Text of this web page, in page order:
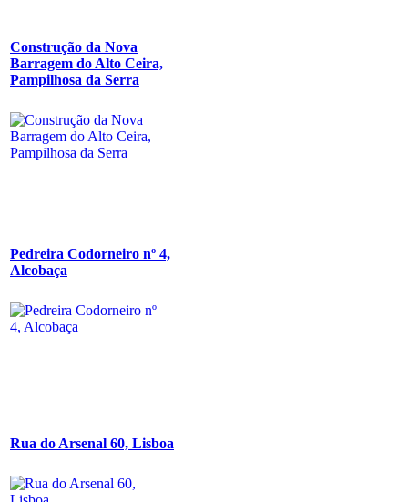
Construção da Nova
Barragem do Alto Ceira,
Pampilhosa da Serra
Pedreira Codorneiro nº 4,
Alcobaça
Rua do Arsenal 60, Lisboa